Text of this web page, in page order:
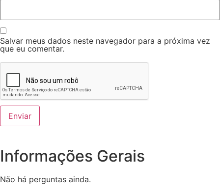
Salvar meus dados neste navegador para a próxima vez
que eu comentar.
Informações Gerais
Não há perguntas ainda.